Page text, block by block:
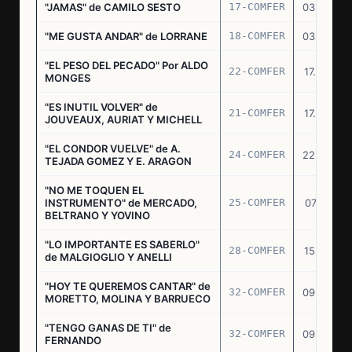
"JAMAS" de CAMILO SESTO 17-COMFER 03.06.76
"ME GUSTA ANDAR" de LORRANE 18-COMFER 03.06.76
"EL PESO DEL PECADO" Por ALDO
MONGES
22-COMFER 17.06.76
"ES INUTIL VOLVER" de
JOUVEAUX, AURIAT Y MICHELL
21-COMFER 17.06.76
"EL CONDOR VUELVE" de A.
TEJADA GOMEZ Y E. ARAGON
24-COMFER 22.06.76
"NO ME TOQUEN EL
INSTRUMENTO" de MERCADO,
BELTRANO Y YOVINO
25-COMFER 07.07.76
"LO IMPORTANTE ES SABERLO"
de MALGIOGLIO Y ANELLI
28-COMFER 15.07.76
"HOY TE QUEREMOS CANTAR" de
MORETTO, MOLINA Y BARRUECO
32-COMFER 09.09.76
"TENGO GANAS DE TI" de
FERNANDO
32-COMFER 09.09.76